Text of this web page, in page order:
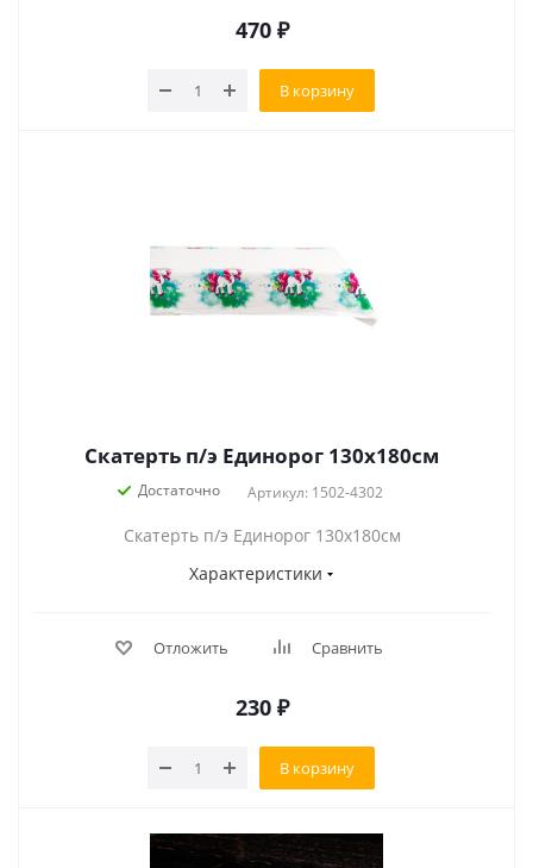
470 ₽
В корзину
Скатерть п/э Единорог 130х180см
Достаточно Артикул: 1502-4302
Скатерть п/э Единорог 130х180см
Характеристики
Отложить Сравнить
230 ₽
В корзину